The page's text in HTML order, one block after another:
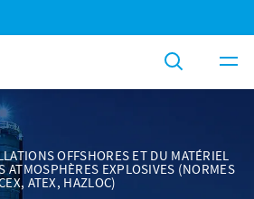
OFFSHORES ET DU MATÉRIEL
ATMOSPHÈRES EXPLOSIVES (NORMES
ATEX, HAZLOC)